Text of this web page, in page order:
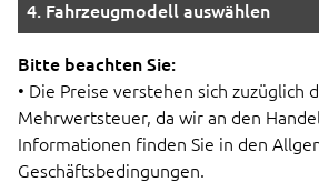
4. Fahrzeugmodell auswählen
Bitte beachten Sie:
• Die Preise verstehen sich zuzüglich
Mehrwertsteuer, da wir an den
Informationen finden Sie in den
Geschäftsbedingungen.